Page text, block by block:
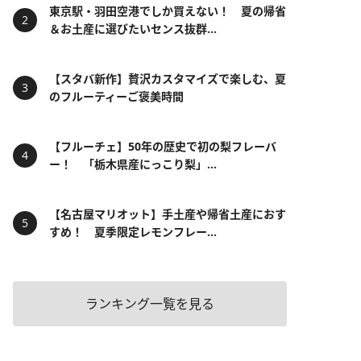
東京駅・羽田空港でしか買えない！ 夏の帰省
＆お土産に選びたいセンス抜群...
【スタバ新作】贅沢カスタマイズで楽しむ、夏
のフルーティーご褒美時間
【フルーチェ】50年の歴史で初の梨フレーバ
ー！ 「栃木県産にっこり梨」...
【名古屋マリオット】手土産や帰省土産におす
すめ！ 夏季限定レモンフレー...
ランキング一覧を見る